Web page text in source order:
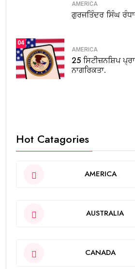
AMERICA
ਗੁਰਜਤਿੰਦਰ ਸਿੰਘ
04
AMERICA
25 ਸਿਟੀਜ਼ਨਸ਼ਿਪ
ਨਾਗਰਿਕਤਾ.
Hot Catagories
AMERICA
AUSTRALIA
CANADA